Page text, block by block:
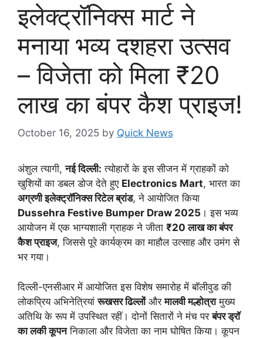
इलेक्ट्रॉनिक्स मार्ट ने
मनाया भव्य दशहरा उत्सव
– विजेता को मिला ₹20
लाख का बंपर कैश प्राइज!
October 16, 2025 by Quick News
अंशुल त्यागी,नई दिल्ली: त्योहारों के इस सीजन में ग्राहकों को
खुशियों का डबल डोज देते हुए Electronics Mart, भारत का
अग्रणी इलेक्ट्रॉनिक्स रिटेल ब्रांड, ने आयोजित किया
Dussehra Festive Bumper Draw 2025 । इस भव्य
आयोजन में एक भाग्यशाली ग्राहक ने जीता ₹20 लाख का बंपर
कैश प्राइज, जिससे पूरे कार्यक्रम का माहौल उत्साह और उमंग से
भर गया।
दिल्ली-एनसीआर में आयोजित इस विशेष समारोह में बॉलीवुड की
लोकप्रिय अभिनेत्रियांरूखसर ढिल्लोंऔरमालवी मल्होत्रामुख्य
अतिथि के रूप में उपस्थित रहीं। दोनों सितारों ने मंच परबंपर ड्रॉ
का लकी कूपननिकाला और विजेता का नाम घोषित किया। कूपन